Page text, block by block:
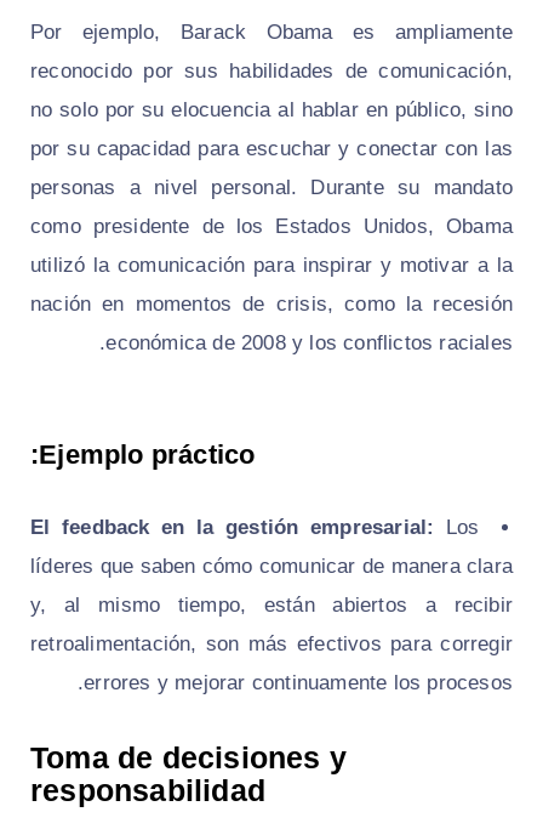
Por ejemplo, Barack Obama es ampliamente
reconocido por sus habilidades de comunicación,
no solo por su elocuencia al hablar en público, sino
por su capacidad para escuchar y conectar con las
personas a nivel personal. Durante su mandato
como presidente de los Estados Unidos, Obama
utilizó la comunicación para inspirar y motivar a la
nación en momentos de crisis, como la recesión
económica de 2008 y los conflictos raciales.
Ejemplo práctico:
El feedback en la gestión empresarial:
Los
líderes que saben cómo comunicar de manera clara
y, al mismo tiempo, están abiertos a recibir
retroalimentación, son más efectivos para corregir
errores y mejorar continuamente los procesos.
Toma de decisiones y
responsabilidad